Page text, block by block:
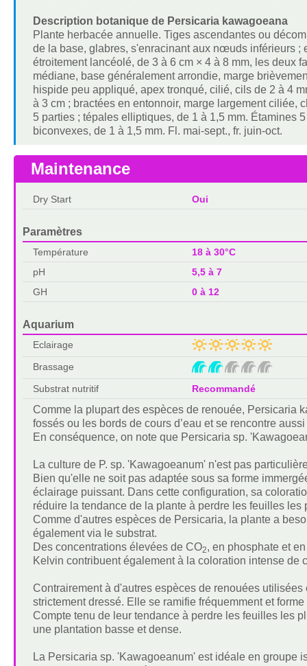
Description botanique de Persicaria kawagoeana
Plante herbacée annuelle. Tiges ascendantes ou
de la base, glabres, s'enracinant aux nœuds inférieurs
étroitement lancéolé, de 3 à 6 cm × 4 à 8 mm, les deux
médiane, base généralement arrondie, marge
hispide peu appliqué, apex tronqué, cilié, cils de 2 à 4
à 3 cm ; bractées en entonnoir, marge largement ciliée,
5 parties ; tépales elliptiques, de 1 à 1,5 mm. Étamines
biconvexes, de 1 à 1,5 mm. Fl. mai-sept., fr. juin-oct.
Maintenance
Dry Start Oui
Paramètres
Température
18 à 30°C
pH
5,5 à 7
GH
0 à 12
Aquarium
Eclairage
Brassage
Substrat nutritif
Recommandé
Comme la plupart des espèces de renouée, Persicaria
fossés ou les bords de cours d’eau et se rencontre
En conséquence, on note que Persicaria sp.
La culture de P. sp. 'Kawagoeanum' n'est pas
Bien qu'elle ne soit pas adaptée sous sa forme
éclairage puissant. Dans cette configuration, sa
réduire la tendance de la plante à perdre les feuilles les
Comme d'autres espèces de Persicaria, la plante a
également via le substrat.
Des concentrations élevées de CO2, en phosphate et
Kelvin contribuent également à la coloration intense de
Contrairement à d'autres espèces de renouées
strictement dressé. Elle se ramifie fréquemment et
Compte tenu de leur tendance à perdre les feuilles les
une plantation basse et dense.
La Persicaria sp. 'Kawagoeanum' est idéale en groupe